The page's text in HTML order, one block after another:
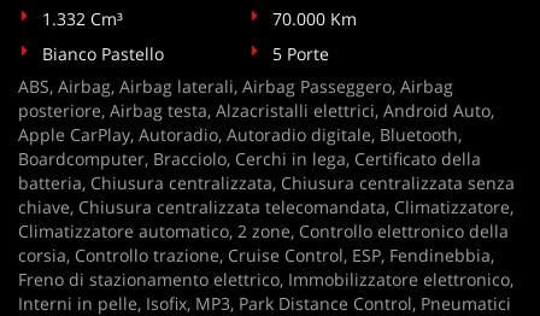
1.332 Cm³
70.000 Km
Bianco Pastello
5 Porte
ABS, Airbag, Airbag laterali, Airbag Passeggero, Airbag
posteriore, Airbag testa, Alzacristalli elettrici, Android Auto,
Apple CarPlay, Autoradio, Autoradio digitale, Bluetooth,
Boardcomputer, Bracciolo, Cerchi in lega, Certificato della
batteria, Chiusura centralizzata, Chiusura centralizzata senza
chiave, Chiusura centralizzata telecomandata, Climatizzatore,
Climatizzatore automatico, 2 zone, Controllo elettronico della
corsia, Controllo trazione, Cruise Control, ESP, Fendinebbia,
Freno di stazionamento elettrico, Immobilizzatore elettronico,
Interni in pelle, Isofix, MP3, Park Distance Control, Pneumatici